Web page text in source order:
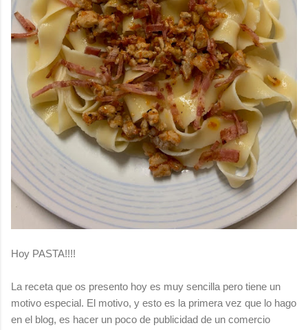
Hoy PASTA!!!!
La receta que os presento hoy es muy sencilla pero tiene un
motivo especial. El motivo, y esto es la primera vez que lo hago
en el blog, es hacer un poco de publicidad de un comercio